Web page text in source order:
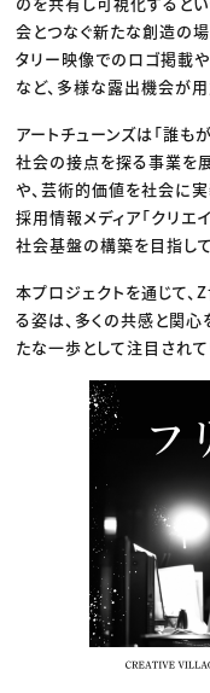
会とつなぐ新たな創造の
タリー映像でのロゴ掲載
など、多様な露出機会が用
アートチューンズは「誰
社会の接点を探る事業を
や、芸術的価値を社会に
採用情報メディア「クリエ
社会基盤の構築を目指して
本プロジェクトを通じて
る姿は、多くの共感と関
たな一歩として注目されて